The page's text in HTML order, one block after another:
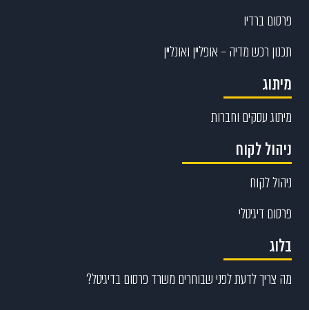
פרסום ברדיו
תכנון רכש מדיה – אופליין ואונליין
מיתוג
מיתוג עסקים וחברות
ניהול לקוח
ניהול לקוח
פרסום דיגיטלי
בלוג
מה צריך לדעת לפני שבוחרים משרד פרסום בדיגיטל?